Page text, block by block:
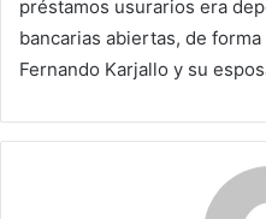
préstamos usurarios era
bancarias abiertas, de
Fernando Karjallo y su